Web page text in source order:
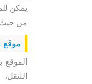
يمكن
من حيث
موقع